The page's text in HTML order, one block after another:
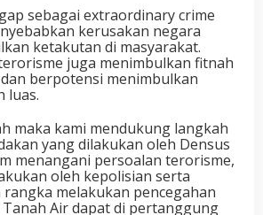
sebagai extraordinary crime
kerusakan negara
ketakutan di masyarakat.
juga menimbulkan fitnah
berpotensi menimbulkan
luas.
maka kami mendukung langkah
yang dilakukan oleh Densus
menangani persoalan terorisme,
oleh kepolisian serta
rangka melakukan pencegahan
Air dapat di pertanggung